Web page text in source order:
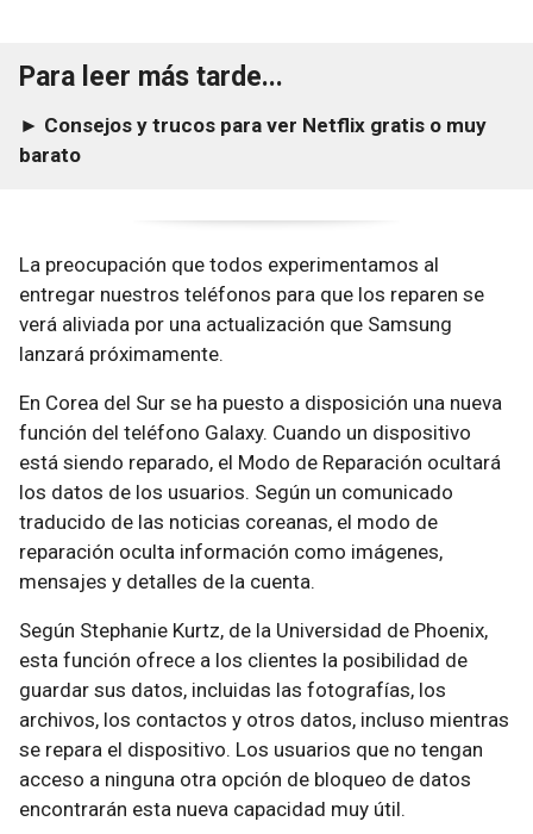
Para leer más tarde...
► Consejos y trucos para ver Netflix gratis o muy
barato
La preocupación que todos experimentamos al
entregar nuestros teléfonos para que los reparen se
verá aliviada por una actualización que Samsung
lanzará próximamente.
En Corea del Sur se ha puesto a disposición una nueva
función del teléfono Galaxy. Cuando un dispositivo
está siendo reparado, el Modo de Reparación ocultará
los datos de los usuarios. Según un comunicado
traducido de las noticias coreanas, el modo de
reparación oculta información como imágenes,
mensajes y detalles de la cuenta.
Según Stephanie Kurtz, de la Universidad de Phoenix,
esta función ofrece a los clientes la posibilidad de
guardar sus datos, incluidas las fotografías, los
archivos, los contactos y otros datos, incluso mientras
se repara el dispositivo. Los usuarios que no tengan
acceso a ninguna otra opción de bloqueo de datos
encontrarán esta nueva capacidad muy útil.